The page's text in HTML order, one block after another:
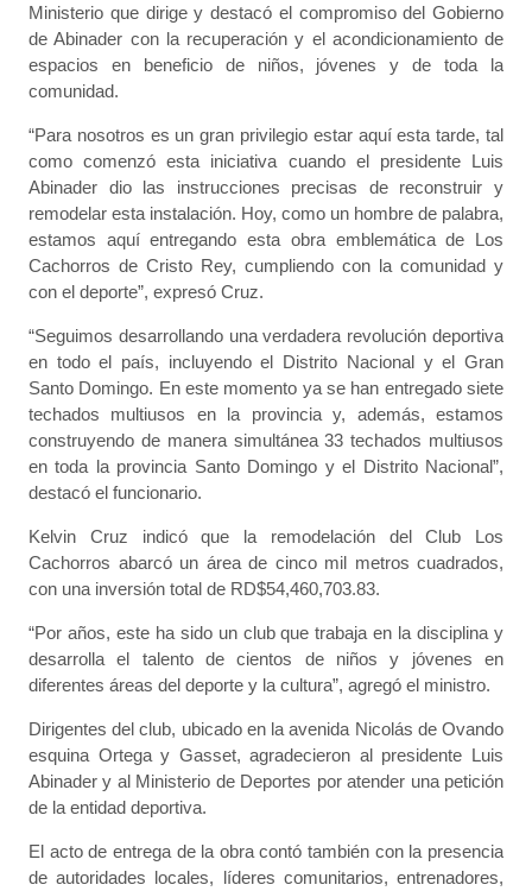
Ministerio que dirige y destacó el compromiso del Gobierno
de Abinader con la recuperación y el acondicionamiento de
espacios en beneficio de niños, jóvenes y de toda la
comunidad.
“Para nosotros es un gran privilegio estar aquí esta tarde, tal
como comenzó esta iniciativa cuando el presidente Luis
Abinader dio las instrucciones precisas de reconstruir y
remodelar esta instalación. Hoy, como un hombre de palabra,
estamos aquí entregando esta obra emblemática de Los
Cachorros de Cristo Rey, cumpliendo con la comunidad y
con el deporte”, expresó Cruz.
“Seguimos desarrollando una verdadera revolución deportiva
en todo el país, incluyendo el Distrito Nacional y el Gran
Santo Domingo. En este momento ya se han entregado siete
techados multiusos en la provincia y, además, estamos
construyendo de manera simultánea 33 techados multiusos
en toda la provincia Santo Domingo y el Distrito Nacional”,
destacó el funcionario.
Kelvin Cruz indicó que la remodelación del Club Los
Cachorros abarcó un área de cinco mil metros cuadrados,
con una inversión total de RD$54,460,703.83.
“Por años, este ha sido un club que trabaja en la disciplina y
desarrolla el talento de cientos de niños y jóvenes en
diferentes áreas del deporte y la cultura”, agregó el ministro.
Dirigentes del club, ubicado en la avenida Nicolás de Ovando
esquina Ortega y Gasset, agradecieron al presidente Luis
Abinader y al Ministerio de Deportes por atender una petición
de la entidad deportiva.
El acto de entrega de la obra contó también con la presencia
de autoridades locales, líderes comunitarios, entrenadores,